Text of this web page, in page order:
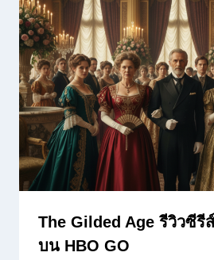
The Gilded Age รีวิวซีรี
บน HBO GO